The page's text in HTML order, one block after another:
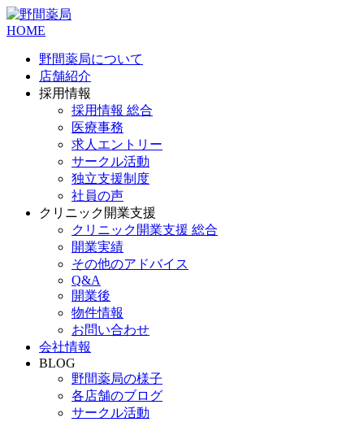
HOME
野間薬局について
店舗紹介
採用情報
採用情報 総合
医療事務
求人エントリー
サークル活動
独立支援制度
社員の声
クリニック開業支援
クリニック開業支援 総合
開業実績
その他のアドバイス
Q&A
開業後
物件情報
お問い合わせ
会社情報
BLOG
野間薬局の様子
各店舗のブログ
サークル活動